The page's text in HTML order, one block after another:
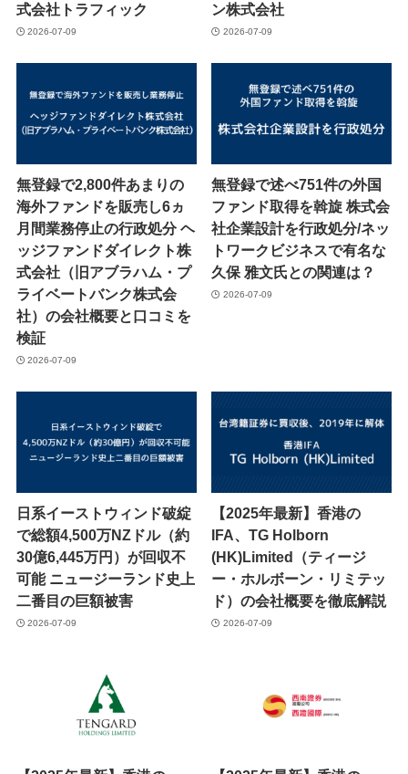
式会社トラフィック
2026-07-09
ン株式会社
2026-07-09
無登録で2,800件あまりの
海外ファンドを販売し6ヵ
月間業務停止の行政処分 ヘ
ッジファンドダイレクト株
式会社（旧アブラハム・プ
ライベートバンク株式会
社）の会社概要と口コミを
検証
2026-07-09
無登録で述べ751件の外国
ファンド取得を斡旋 株式会
社企業設計を行政処分/ネッ
トワークビジネスで有名な
久保 雅文氏との関連は？
2026-07-09
日系イーストウィンド破綻
で総額4,500万NZドル（約
30億6,445万円）が回収不
可能 ニュージーランド史上
二番目の巨額被害
2026-07-09
【2025年最新】香港の
IFA、TG Holborn
(HK)Limited（ティージ
ー・ホルボーン・リミテッ
ド）の会社概要を徹底解説
2026-07-09